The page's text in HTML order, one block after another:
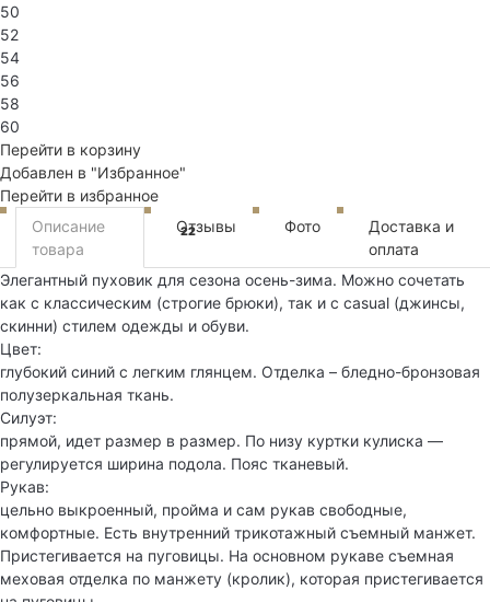
50
52
54
56
58
60
Перейти в корзину
Добавлен в "Избранное"
Перейти в избранное
Описание
товара
Отзывы
22 Фото
Доставка и
оплата
Элегантный пуховик для сезона осень-зима. Можно сочетать
как с классическим (строгие брюки), так и с casual (джинсы,
скинни) стилем одежды и обуви.
Цвет:
глубокий синий с легким глянцем. Отделка – бледно-бронзовая
полузеркальная ткань.
Силуэт:
прямой, идет размер в размер. По низу куртки кулиска —
регулируется ширина подола. Пояс тканевый.
Рукав:
цельно выкроенный, пройма и сам рукав свободные,
комфортные. Есть внутренний трикотажный съемный манжет.
Пристегивается на пуговицы. На основном рукаве съемная
меховая отделка по манжету (кролик), которая пристегивается